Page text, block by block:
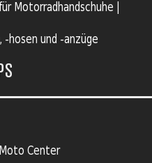
Motorradhandschuhe |
hosen und -anzüge
Center